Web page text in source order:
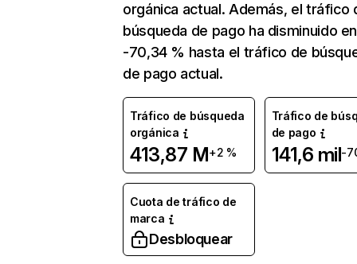
orgánica actual. Además, el tráfico
búsqueda de pago ha disminuido en
-70,34 % hasta el tráfico de
de pago actual.
Tráfico de búsqueda
orgánica
413,87 M+2 %
Tráfico de
de pago
141,6 mil-
Cuota de tráfico de
marca
Desbloquear